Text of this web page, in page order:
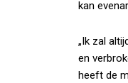
kan
„Ik zal
en
heeft de